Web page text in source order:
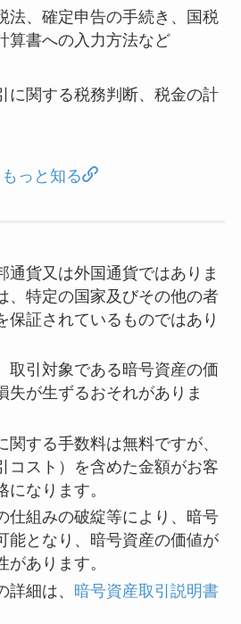
法、確定申告の手続き、国税
算書への入力方法など
に関する税務判断、税金の計
っと知る
通貨又は外国通貨ではありま
、特定の国家及びその他の者
保証されているものではあり
取引対象である暗号資産の価
失が生ずるおそれがありま
関する手数料は無料ですが、
コスト）を含めた金額がお客
になります。
仕組みの破綻等により、暗号
能となり、暗号資産の価値が
があります。
細は、 暗号資産取引説明書